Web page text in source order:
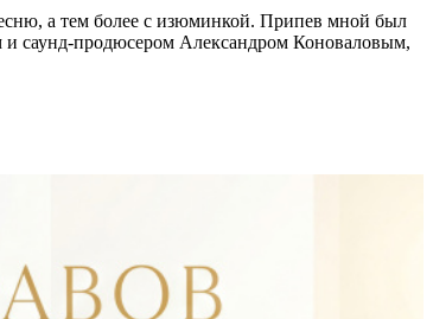
а тем более с изюминкой. Припев мной был
и саунд-продюсером Александром Коноваловым,